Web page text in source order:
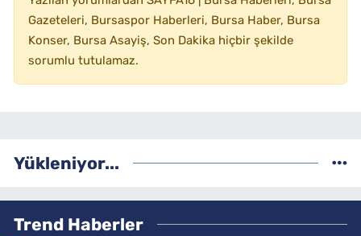
Gazeteleri, Bursaspor Haberleri, Bursa Haber, Bursa
Konser, Bursa Asayiş, Son Dakika hiçbir şekilde
sorumlu tutulamaz.
Yükleniyor...
Trend Haberler